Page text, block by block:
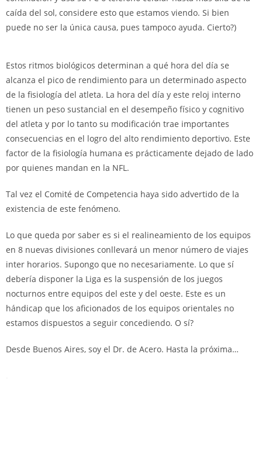
caída del sol, considere esto que estamos viendo. Si bien
puede no ser la única causa, pues tampoco ayuda. Cierto?)
Estos ritmos biológicos determinan a qué hora del día se
alcanza el pico de rendimiento para un determinado aspecto
de la fisiología del atleta. La hora del día y este reloj interno
tienen un peso sustancial en el desempeño físico y cognitivo
del atleta y por lo tanto su modificación trae importantes
consecuencias en el logro del alto rendimiento deportivo. Este
factor de la fisiología humana es prácticamente dejado de lado
por quienes mandan en la NFL.
Tal vez el Comité de Competencia haya sido advertido de la
existencia de este fenómeno.
Lo que queda por saber es si el realineamiento de los equipos
en 8 nuevas divisiones conllevará un menor número de viajes
inter horarios. Supongo que no necesariamente. Lo que sí
debería disponer la Liga es la suspensión de los juegos
nocturnos entre equipos del este y del oeste. Este es un
hándicap que los aficionados de los equipos orientales no
estamos dispuestos a seguir concediendo. O sí?
Desde Buenos Aires, soy el Dr. de Acero. Hasta la próxima…